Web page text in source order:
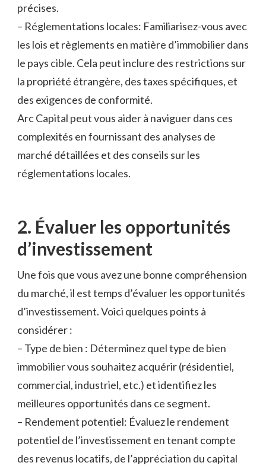
précises.
– Réglementations locales: Familiarisez-vous avec
les lois et règlements en matière d’immobilier dans
le pays cible. Cela peut inclure des restrictions sur
la propriété étrangère, des taxes spécifiques, et
des exigences de conformité.
Arc Capital peut vous aider à naviguer dans ces
complexités en fournissant des analyses de
marché détaillées et des conseils sur les
réglementations locales.
2. Évaluer les opportunités
d’investissement
Une fois que vous avez une bonne compréhension
du marché, il est temps d’évaluer les opportunités
d’investissement. Voici quelques points à
considérer :
– Type de bien : Déterminez quel type de bien
immobilier vous souhaitez acquérir (résidentiel,
commercial, industriel, etc.) et identifiez les
meilleures opportunités dans ce segment.
– Rendement potentiel: Évaluez le rendement
potentiel de l’investissement en tenant compte
des revenus locatifs, de l’appréciation du capital